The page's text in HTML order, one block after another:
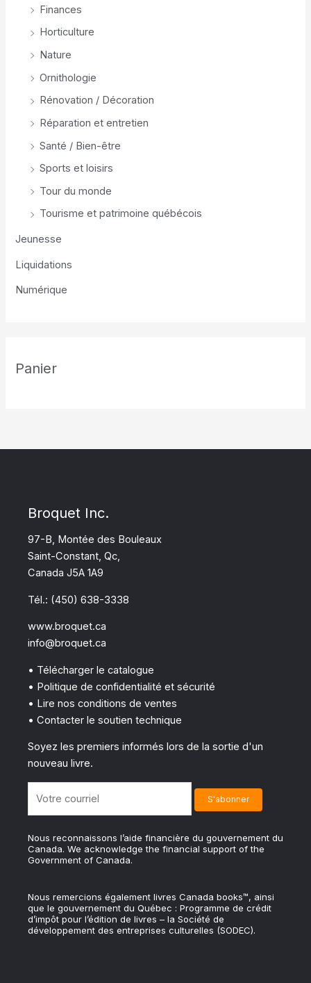
Finances
Horticulture
Nature
Ornithologie
Rénovation / Décoration
Réparation et entretien
Santé / Bien-être
Sports et loisirs
Tour du monde
Tourisme et patrimoine québécois
Jeunesse
Liquidations
Numérique
Panier
Broquet Inc.
97-B, Montée des Bouleaux
Saint-Constant, Qc,
Canada J5A 1A9
Tél.: (450) 638-3338
www.broquet.ca
info@broquet.ca
• Télécharger le catalogue
• Politique de confidentialité et sécurité
• Lire nos conditions de ventes
• Contacter le soutien technique
Soyez les premiers informés lors de la sortie d'un
nouveau livre.
Nous reconnaissons l’aide financière du gouvernement du
Canada. We acknowledge the financial support of the
Government of Canada.
Nous remercions également livres Canada books™, ainsi
que le gouvernement du Québec : Programme de crédit
d’impôt pour l’édition de livres – la Société de
développement des entreprises culturelles (SODEC).